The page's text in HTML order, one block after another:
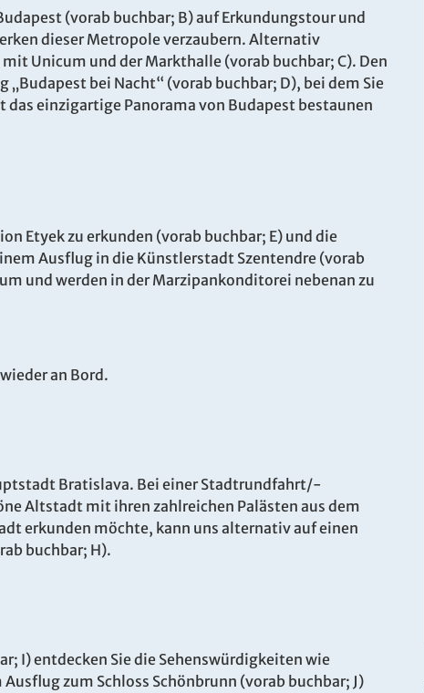
(vorab buchbar; B) auf Erkundungstour und
dieser Metropole verzaubern. Alternativ
Unicum und der Markthalle (vorab buchbar; C). Den
bei Nacht“ (vorab buchbar; D), bei dem Sie
einzigartige Panorama von Budapest bestaunen
Etyek zu erkunden (vorab buchbar; E) und die
Ausflug in die Künstlerstadt Szentendre (vorab
und werden in der Marzipankonditorei nebenan zu
an Bord.
Bratislava. Bei einer Stadtrundfahrt/-
Altstadt mit ihren zahlreichen Palästen aus dem
erkunden möchte, kann uns alternativ auf einen
buchbar; H).
I) entdecken Sie die Sehenswürdigkeiten wie
zum Schloss Schönbrunn (vorab buchbar; J)